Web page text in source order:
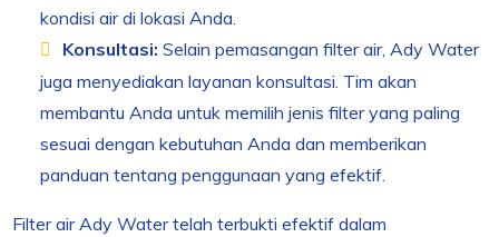
kondisi air di lokasi Anda.
Konsultasi: Selain pemasangan filter air, Ady Water
juga menyediakan layanan konsultasi. Tim akan
membantu Anda untuk memilih jenis filter yang paling
sesuai dengan kebutuhan Anda dan memberikan
panduan tentang penggunaan yang efektif.
Filter air Ady Water telah terbukti efektif dalam